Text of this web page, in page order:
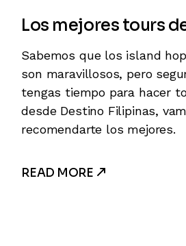
Los mejores tours
Sabemos que los island
son maravillosos, pero
tengas tiempo para hacer
desde Destino Filipinas,
recomendarte los mejores.
READ MORE